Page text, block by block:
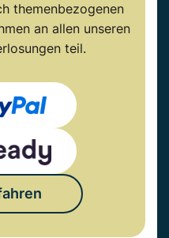
themenbezogenen
an allen unseren
teil.